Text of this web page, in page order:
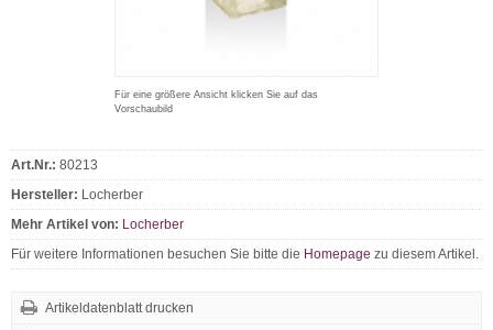
Für eine größere Ansicht klicken Sie auf das
Vorschaubild
Art.Nr.: 80213
Hersteller: Locherber
Mehr Artikel von: Locherber
Für weitere Informationen besuchen Sie bitte die Homepage zu diesem Artikel.
Artikeldatenblatt drucken